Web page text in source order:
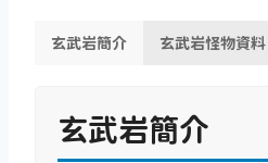
玄武岩簡介 玄武岩怪物資料
玄武岩簡介